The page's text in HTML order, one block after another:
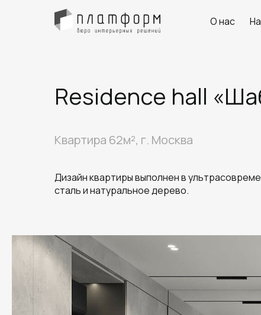
О нас
Residence hall
Квартира 62м², г. Москва
Дизайн квартиры выполнен в
сталь и натуральное дерево.